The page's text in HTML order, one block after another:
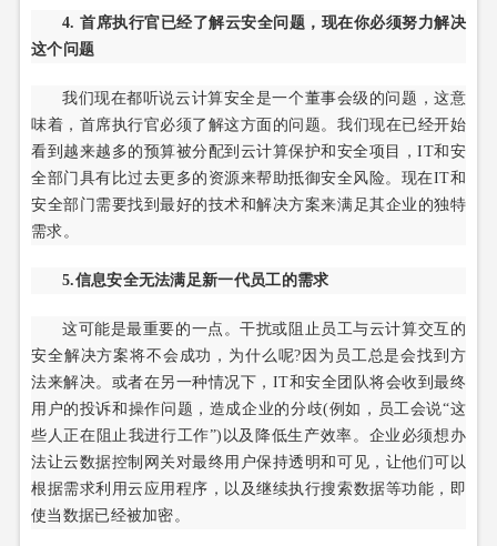
4. 首席执行官已经了解云安全问题，现在你必须努力解决
这个问题
我们现在都听说云计算安全是一个董事会级的问题，这意
味着，首席执行官必须了解这方面的问题。我们现在已经开始
看到越来越多的预算被分配到云计算保护和安全项目，IT和安
全部门具有比过去更多的资源来帮助抵御安全风险。现在IT和
安全部门需要找到最好的技术和解决方案来满足其企业的独特
需求。
5.信息安全无法满足新一代员工的需求
这可能是最重要的一点。干扰或阻止员工与云计算交互的
安全解决方案将不会成功，为什么呢?因为员工总是会找到方
法来解决。或者在另一种情况下，IT和安全团队将会收到最终
用户的投诉和操作问题，造成企业的分歧(例如，员工会说“这
些人正在阻止我进行工作”)以及降低生产效率。企业必须想办
法让云数据控制网关对最终用户保持透明和可见，让他们可以
根据需求利用云应用程序，以及继续执行搜索数据等功能，即
使当数据已经被加密。